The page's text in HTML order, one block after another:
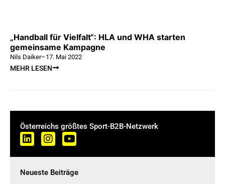
„Handball für Vielfalt“: HLA und WHA starten
gemeinsame Kampagne
Nils Daiker–17. Mai 2022
MEHR LESEN
Österreichs größtes Sport-B2B-Netzwerk
Neueste Beiträge